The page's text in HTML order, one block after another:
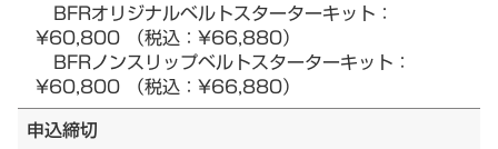
BFRオリジナルベルトスターターキット：
¥60,800 （税込：¥66,880）
BFRノンスリップベルトスターターキット：
¥60,800 （税込：¥66,880）
申込締切